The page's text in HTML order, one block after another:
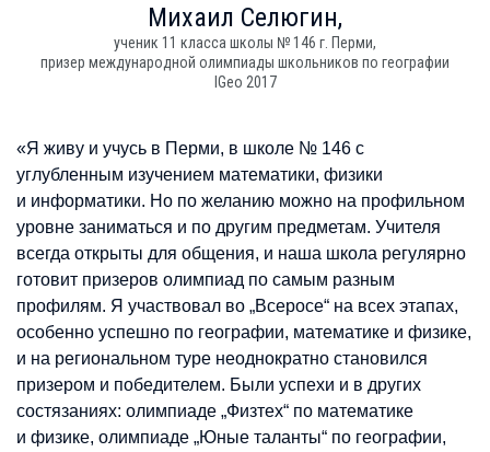
Михаил Селюгин,
ученик 11 класса школы № 146 г. Перми,
призер международной олимпиады школьников по географии
IGeo 2017
«Я живу и учусь в Перми, в школе № 146 с
углубленным изучением математики, физики
и информатики. Но по желанию можно на профильном
уровне заниматься и по другим предметам. Учителя
всегда открыты для общения, и наша школа регулярно
готовит призеров олимпиад по самым разным
профилям. Я участвовал во „Всеросе“ на всех этапах,
особенно успешно по географии, математике и физике,
и на региональном туре неоднократно становился
призером и победителем. Были успехи и в других
состязаниях: олимпиаде „Физтех“ по математике
и физике, олимпиаде „Юные таланты“ по географии,